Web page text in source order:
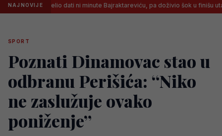
NAJNOVIJE
nije želio dati ni minute Bajraktareviću, pa doživio šok u finišu utakmice
SPORT
Poznati Dinamovac stao u
odbranu Perišića: “Niko
ne zaslužuje ovako
poniženje”